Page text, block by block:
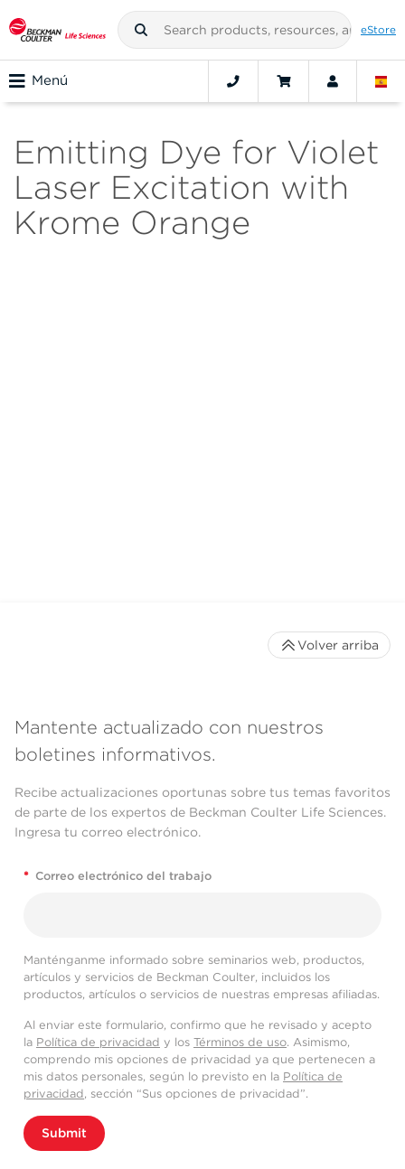
eStore
Menú
Emitting Dye for Violet
Laser Excitation with
Krome Orange
Mantente actualizado con nuestros
boletines informativos.
Recibe actualizaciones oportunas sobre tus temas favoritos
de parte de los expertos de Beckman Coulter Life Sciences.
Ingresa tu correo electrónico.
* Correo electrónico del trabajo
Manténganme informado sobre seminarios web, productos,
artículos y servicios de Beckman Coulter, incluidos los
productos, artículos o servicios de nuestras empresas afiliadas.
Al enviar este formulario, confirmo que he revisado y acepto
la Política de privacidad y los Términos de uso. Asimismo,
comprendo mis opciones de privacidad ya que pertenecen a
mis datos personales, según lo previsto en la Política de
privacidad, sección “Sus opciones de privacidad”.
Submit
Volver arriba